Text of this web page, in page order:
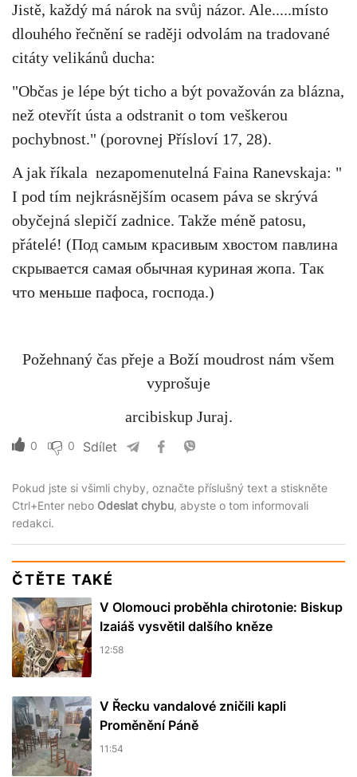
Jistě, každý má nárok na svůj názor. Ale.....místo
dlouhého řečnění se raději odvolám na tradované
citáty velikánů ducha:
"Občas je lépe být ticho a být považován za blázna,
než otevřít ústa a odstranit o tom veškerou
pochybnost." (porovnej Přísloví 17, 28).
A jak říkala nezapomenutelná Faina Ranevskaja: "
I pod tím nejkrásnějším ocasem páva se skrývá
obyčejná slepičí zadnice. Takže méně patosu,
přátelé! (Под самым красивым хвостом павлина
скрывается самая обычная куриная жопа. Так
что меньше пафоса, господа.)
Požehnaný čas přeje a Boží moudrost nám všem
vyprošuje
arcibiskup Juraj.
0 0 Sdílet
Pokud jste si všimli chyby, označte příslušný text a stiskněte
Ctrl+Enter nebo Odeslat chybu, abyste o tom informovali
redakci.
ČTĚTE TAKÉ
V Olomouci proběhla chirotonie: Biskup
Izaiáš vysvětil dalšího kněze
12:58
V Řecku vandalové zničili kapli
Proměnění Páně
11:54